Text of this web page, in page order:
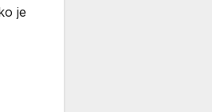
je